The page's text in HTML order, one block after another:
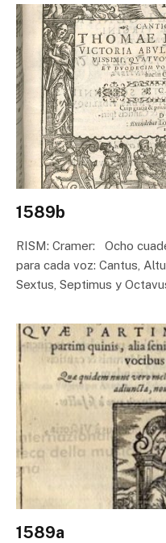
1589b
RISM: Cramer: Ocho
para cada voz: Cantus,
Sextus, Septimus y
1589a